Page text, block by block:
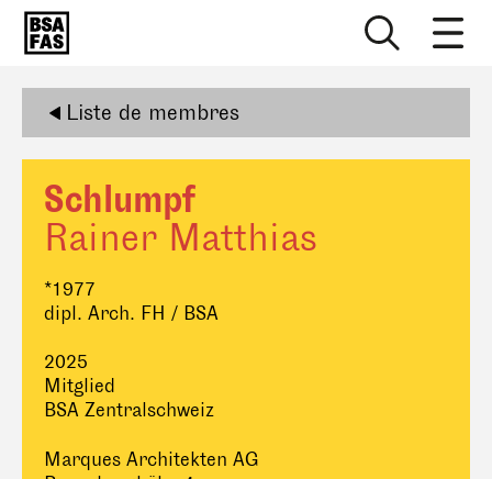
Liste de membres
Schlumpf
Rainer Matthias
*1977
dipl. Arch. FH / BSA
2025
Mitglied
BSA Zentralschweiz
Marques Architekten AG